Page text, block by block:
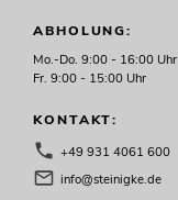
ABHOLUNG:
Mo.-Do. 9:00 - 16:00 Uhr
Fr. 9:00 - 15:00 Uhr
KONTAKT:
+49 931 4061 600
info@steinigke.de